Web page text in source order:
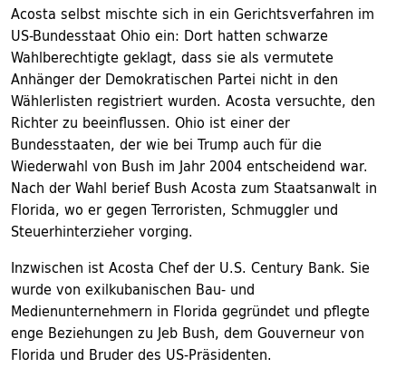
Acosta selbst mischte sich in ein Gerichtsverfahren im
US-Bundesstaat Ohio ein: Dort hatten schwarze
Wahlberechtigte geklagt, dass sie als vermutete
Anhänger der Demokratischen Partei nicht in den
Wählerlisten registriert wurden. Acosta versuchte, den
Richter zu beeinflussen. Ohio ist einer der
Bundesstaaten, der wie bei Trump auch für die
Wiederwahl von Bush im Jahr 2004 entscheidend war.
Nach der Wahl berief Bush Acosta zum Staatsanwalt in
Florida, wo er gegen Terroristen, Schmuggler und
Steuerhinterzieher vorging.
Inzwischen ist Acosta Chef der U.S. Century Bank. Sie
wurde von exilkubanischen Bau- und
Medienunternehmern in Florida gegründet und pflegte
enge Beziehungen zu Jeb Bush, dem Gouverneur von
Florida und Bruder des US-Präsidenten.